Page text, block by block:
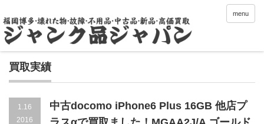
menu
買取実績
1.16
2016
中古docomo iPhone6 Plus 16GB 他店プ